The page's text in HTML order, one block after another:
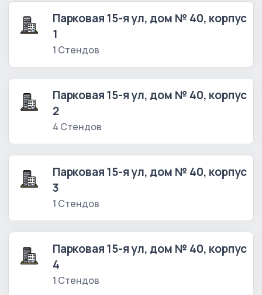
Парковая 15-я ул, дом № 40, корпус
1
1 Стендов
Парковая 15-я ул, дом № 40, корпус
2
4 Стендов
Парковая 15-я ул, дом № 40, корпус
3
1 Стендов
Парковая 15-я ул, дом № 40, корпус
4
1 Стендов